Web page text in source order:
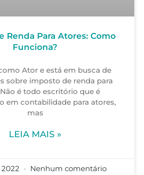
Renda Para Atores: Como
Funciona?
Ator e está em busca de
sobre imposto de renda para
é todo escritório que é
em contabilidade para atores,
mas
LEIA MAIS »
Nenhum comentário